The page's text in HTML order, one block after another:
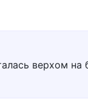
верхом